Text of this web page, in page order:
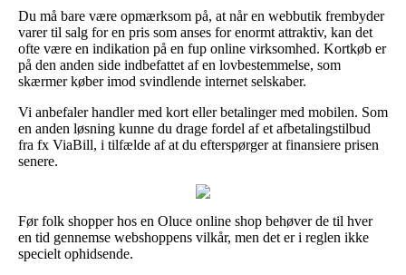
Du må bare være opmærksom på, at når en webbutik frembyder
varer til salg for en pris som anses for enormt attraktiv, kan det
ofte være en indikation på en fup online virksomhed. Kortkøb er
på den anden side indbefattet af en lovbestemmelse, som
skærmer køber imod svindlende internet selskaber.
Vi anbefaler handler med kort eller betalinger med mobilen. Som
en anden løsning kunne du drage fordel af et afbetalingstilbud
fra fx ViaBill, i tilfælde af at du efterspørger at finansiere prisen
senere.
Før folk shopper hos en Oluce online shop behøver de til hver
en tid gennemse webshoppens vilkår, men det er i reglen ikke
specielt ophidsende.